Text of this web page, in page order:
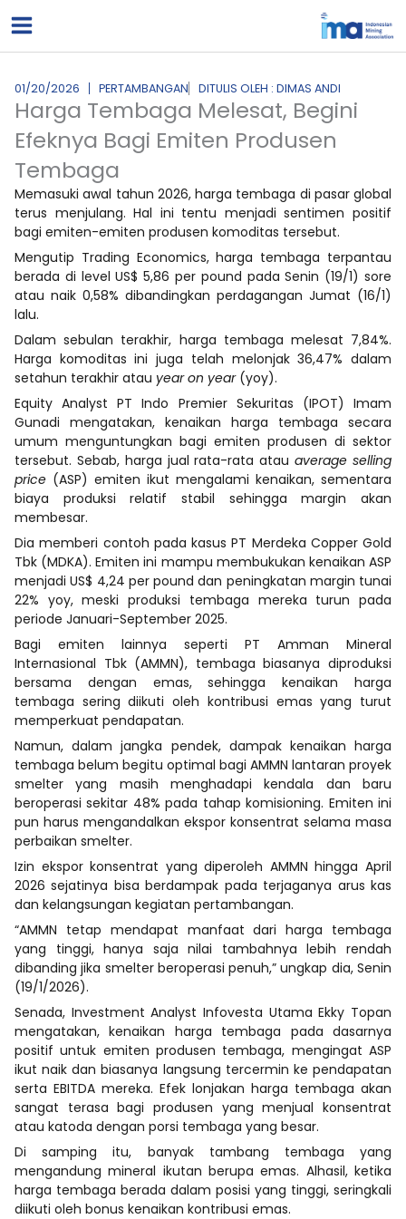
ke
01/20/2026 PERTAMBANGAN DITULIS OLEH : DIMAS ANDI
Harga Tembaga Melesat, Begini
Efeknya Bagi Emiten Produsen
Tembaga
Memasuki awal tahun 2026, harga tembaga di pasar global
terus menjulang. Hal ini tentu menjadi sentimen positif
bagi emiten-emiten produsen komoditas tersebut.
Mengutip Trading Economics, harga tembaga terpantau
berada di level US$ 5,86 per pound pada Senin (19/1) sore
atau naik 0,58% dibandingkan perdagangan Jumat (16/1)
lalu.
Dalam sebulan terakhir, harga tembaga melesat 7,84%.
Harga komoditas ini juga telah melonjak 36,47% dalam
setahun terakhir atau year on year (yoy).
Equity Analyst PT Indo Premier Sekuritas (IPOT) Imam
Gunadi mengatakan, kenaikan harga tembaga secara
umum menguntungkan bagi emiten produsen di sektor
tersebut. Sebab, harga jual rata-rata atauaverage selling
price (ASP) emiten ikut mengalami kenaikan, sementara
biaya produksi relatif stabil sehingga margin akan
membesar.
Dia memberi contoh pada kasus PT Merdeka Copper Gold
Tbk (MDKA). Emiten ini mampu membukukan kenaikan ASP
menjadi US$ 4,24 per pound dan peningkatan margin tunai
22% yoy, meski produksi tembaga mereka turun pada
periode Januari-September 2025.
Bagi emiten lainnya seperti PT Amman Mineral
Internasional Tbk (AMMN), tembaga biasanya diproduksi
bersama dengan emas, sehingga kenaikan harga
tembaga sering diikuti oleh kontribusi emas yang turut
memperkuat pendapatan.
Namun, dalam jangka pendek, dampak kenaikan harga
tembaga belum begitu optimal bagi AMMN lantaran proyek
smelter yang masih menghadapi kendala dan baru
beroperasi sekitar 48% pada tahap komisioning. Emiten ini
pun harus mengandalkan ekspor konsentrat selama masa
perbaikan smelter.
Izin ekspor konsentrat yang diperoleh AMMN hingga April
2026 sejatinya bisa berdampak pada terjaganya arus kas
dan kelangsungan kegiatan pertambangan.
“AMMN tetap mendapat manfaat dari harga tembaga
yang tinggi, hanya saja nilai tambahnya lebih rendah
dibanding jika smelter beroperasi penuh,” ungkap dia, Senin
(19/1/2026).
Senada, Investment Analyst Infovesta Utama Ekky Topan
mengatakan, kenaikan harga tembaga pada dasarnya
positif untuk emiten produsen tembaga, mengingat ASP
ikut naik dan biasanya langsung tercermin ke pendapatan
serta EBITDA mereka. Efek lonjakan harga tembaga akan
sangat terasa bagi produsen yang menjual konsentrat
atau katoda dengan porsi tembaga yang besar.
Di samping itu, banyak tambang tembaga yang
mengandung mineral ikutan berupa emas. Alhasil, ketika
harga tembaga berada dalam posisi yang tinggi, seringkali
diikuti oleh bonus kenaikan kontribusi emas.